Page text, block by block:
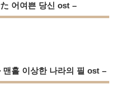
어여쁜 당신 ost –
맨홀 이상한 나라의 필 ost –